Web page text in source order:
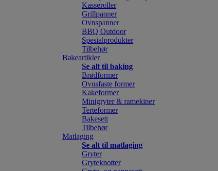
Kasseroller
Grillpanner
Ovnspanner
BBQ Outdoor
Spesialprodukter
Tilbehør
Bakeartikler
Se alt til baking
Brødformer
Ovnsfaste former
Kakeformer
Minigryter & ramekiner
Terteformer
Bakesett
Tilbehør
Matlaging
Se alt til matlaging
Gryter
Gryteknotter